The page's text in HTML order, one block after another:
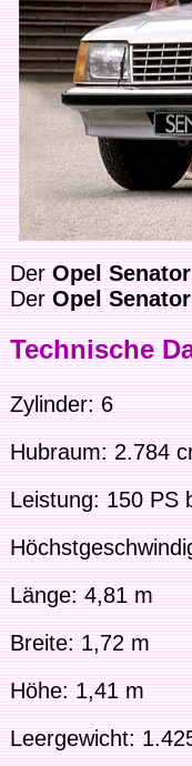
DerOpel Senator
DerOpel
Technische
Zylinder: 6
Hubraum: 2.784
Leistung: 150 PS
Länge: 4,81 m
Breite: 1,72 m
Höhe: 1,41 m
Leergewicht: